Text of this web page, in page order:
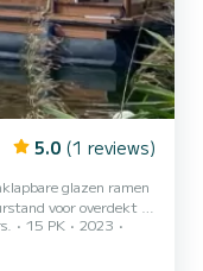
5.0 (1 reviews)
glazen ramen
voor overdekt -
&
gootsteen - 12V
dak -
15 PK
2023